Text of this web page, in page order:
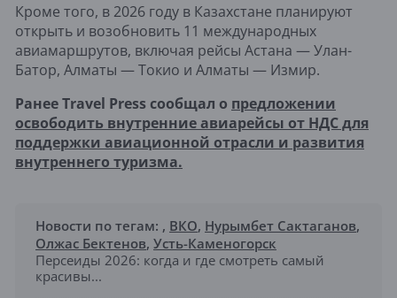
Кроме того, в 2026 году в Казахстане планируют
открыть и возобновить 11 международных
авиамаршрутов, включая рейсы Астана — Улан-
Батор, Алматы — Токио и Алматы — Измир.
Ранее Travel Press сообщал о предложении
освободить внутренние авиарейсы от НДС для
поддержки авиационной отрасли и развития
внутреннего туризма.
Новости по тегам: , ВКО, Нурымбет Сактаганов,
Олжас Бектенов, Усть-Каменогорск
Персеиды 2026: когда и где смотреть самый
красивы...